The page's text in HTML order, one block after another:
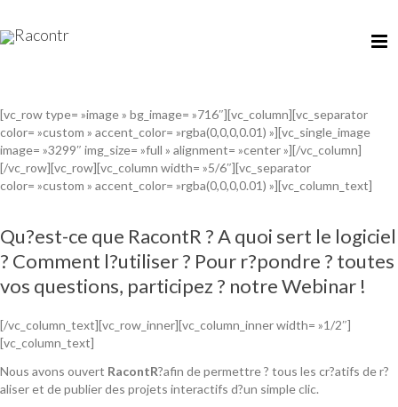
[vc_row type= »image » bg_image= »716″][vc_column][vc_separator
color= »custom » accent_color= »rgba(0,0,0,0.01) »][vc_single_image
image= »3299″ img_size= »full » alignment= »center »][/vc_column]
[/vc_row][vc_row][vc_column width= »5/6″][vc_separator
color= »custom » accent_color= »rgba(0,0,0,0.01) »][vc_column_text]
Qu?est-ce que RacontR ? A quoi sert le logiciel
? Comment l?utiliser ? Pour r?pondre ? toutes
vos questions, participez ? notre Webinar !
[/vc_column_text][vc_row_inner][vc_column_inner width= »1/2″]
[vc_column_text]
Nous avons ouvert RacontR?afin de permettre ? tous les cr?atifs de r?
aliser et de publier des projets interactifs d?un simple clic.